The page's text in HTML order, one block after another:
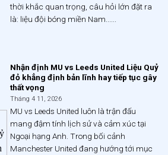
thời khắc quan trọng, câu hỏi lớn đặt ra
là: liệu đội bóng miền Nam......
Nhận định MU vs Leeds United Liệu Quỷ
đỏ khẳng định bản lĩnh hay tiếp tục gây
thất vọng
Tháng 4 11, 2026
MU vs Leeds United luôn là trận đấu
mang đậm tính lịch sử và cảm xúc tại
Ngoại hạng Anh. Trong bối cảnh
Manchester United đang hướng tới mục